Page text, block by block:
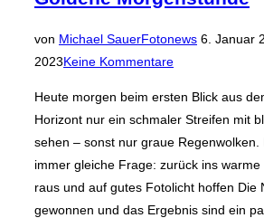
dem
Ried“
von Michael SauerFotonews 6. Januar
2023Keine Kommentare
Heute morgen beim ersten Blick aus
Horizont nur ein schmaler Streifen mit
sehen – sonst nur graue Regenwolken.
immer gleiche Frage: zurück ins
raus und auf gutes Fotolicht hoffen Die
gewonnen und das Ergebnis sind ein